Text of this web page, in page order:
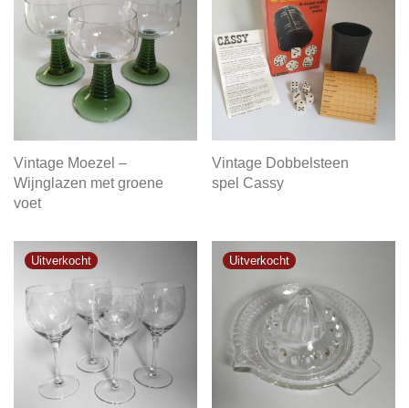
Vintage Moezel –
Wijnglazen met groene
voet
Vintage Dobbelsteen
spel Cassy